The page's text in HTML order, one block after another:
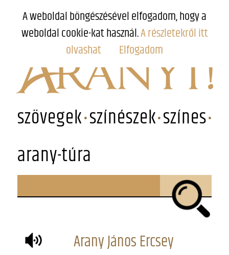
szövegek színészek színes
arany-túra
Arany János Ercsey
A weboldal böngészésével elfogadom, hogy a
weboldal cookie-kat használ.A részletekről itt
olvashat
Elfogadom